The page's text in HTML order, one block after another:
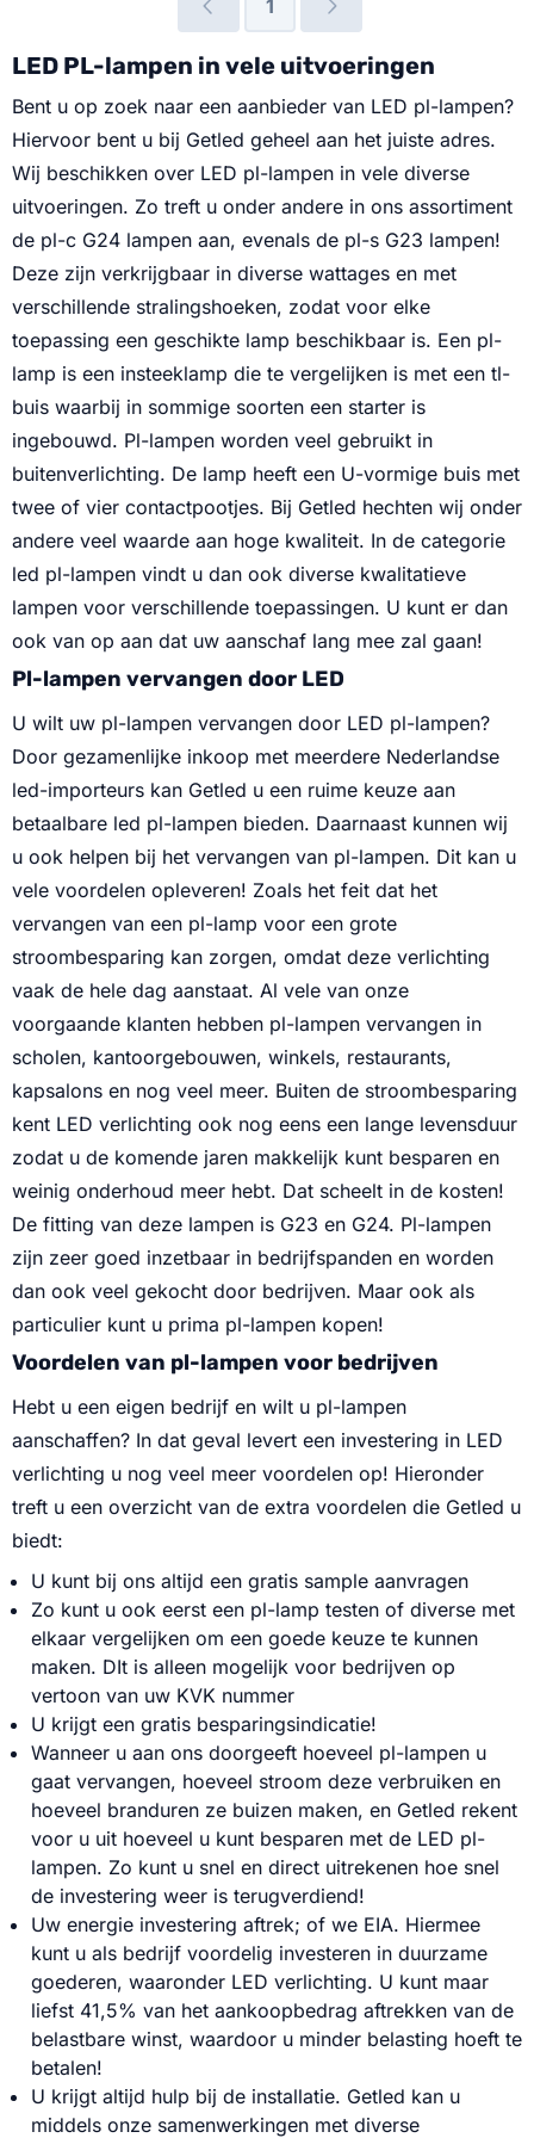
er 1 lamp in de armatuur zit.
kan met de ballast werken,
echter kan er ...
graden Lichtkleur: ...
1
LED PL-lampen in vele uitvoeringen
Bent u op zoek naar een aanbieder van LED pl-lampen?
Hiervoor bent u bij Getled geheel aan het juiste adres.
Wij beschikken over LED pl-lampen in vele diverse
uitvoeringen. Zo treft u onder andere in ons assortiment
de pl-c G24 lampen aan, evenals de pl-s G23 lampen!
Deze zijn verkrijgbaar in diverse wattages en met
verschillende stralingshoeken, zodat voor elke
toepassing een geschikte lamp beschikbaar is. Een pl-
lamp is een insteeklamp die te vergelijken is met een tl-
buis waarbij in sommige soorten een starter is
ingebouwd. Pl-lampen worden veel gebruikt in
buitenverlichting. De lamp heeft een U-vormige buis met
twee of vier contactpootjes. Bij Getled hechten wij onder
andere veel waarde aan hoge kwaliteit. In de categorie
led pl-lampen vindt u dan ook diverse kwalitatieve
lampen voor verschillende toepassingen. U kunt er dan
ook van op aan dat uw aanschaf lang mee zal gaan!
Pl-lampen vervangen door LED
U wilt uw pl-lampen vervangen door LED pl-lampen?
Door gezamenlijke inkoop met meerdere Nederlandse
led-importeurs kan Getled u een ruime keuze aan
betaalbare led pl-lampen bieden. Daarnaast kunnen wij
u ook helpen bij het vervangen van pl-lampen. Dit kan u
vele voordelen opleveren! Zoals het feit dat het
vervangen van een pl-lamp voor een grote
stroombesparing kan zorgen, omdat deze verlichting
vaak de hele dag aanstaat. Al vele van onze
voorgaande klanten hebben pl-lampen vervangen in
scholen, kantoorgebouwen, winkels, restaurants,
kapsalons en nog veel meer. Buiten de stroombesparing
kent LED verlichting ook nog eens een lange levensduur
zodat u de komende jaren makkelijk kunt besparen en
weinig onderhoud meer hebt. Dat scheelt in de kosten!
De fitting van deze lampen is G23 en G24. Pl-lampen
zijn zeer goed inzetbaar in bedrijfspanden en worden
dan ook veel gekocht door bedrijven. Maar ook als
particulier kunt u prima pl-lampen kopen!
Voordelen van pl-lampen voor bedrijven
Hebt u een eigen bedrijf en wilt u pl-lampen
aanschaffen? In dat geval levert een investering in LED
verlichting u nog veel meer voordelen op! Hieronder
treft u een overzicht van de extra voordelen die Getled u
biedt:
U kunt bij ons altijd een gratis sample aanvragen
Zo kunt u ook eerst een pl-lamp testen of diverse met
elkaar vergelijken om een goede keuze te kunnen
maken. DIt is alleen mogelijk voor bedrijven op
vertoon van uw KVK nummer
U krijgt een gratis besparingsindicatie!
Wanneer u aan ons doorgeeft hoeveel pl-lampen u
gaat vervangen, hoeveel stroom deze verbruiken en
hoeveel branduren ze buizen maken, en Getled rekent
voor u uit hoeveel u kunt besparen met de LED pl-
lampen. Zo kunt u snel en direct uitrekenen hoe snel
de investering weer is terugverdiend!
Uw energie investering aftrek; of we EIA. Hiermee
kunt u als bedrijf voordelig investeren in duurzame
goederen, waaronder LED verlichting. U kunt maar
liefst 41,5% van het aankoopbedrag aftrekken van de
belastbare winst, waardoor u minder belasting hoeft te
betalen!
U krijgt altijd hulp bij de installatie. Getled kan u
middels onze samenwerkingen met diverse